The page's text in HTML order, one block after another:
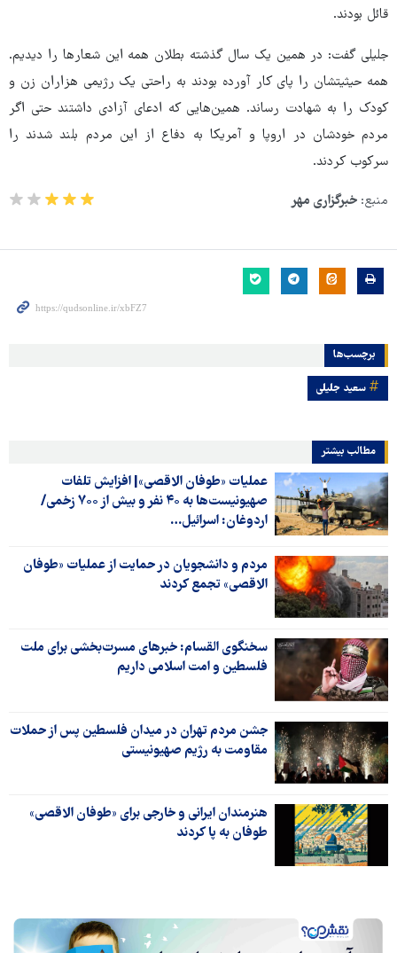
قائل بودند.
جلیلی گفت: در همین یک سال گذشته بطلان همه این شعارها را دیدیم.
همه حیثیتشان را پای کار آورده بودند به راحتی یک رژیمی هزاران زن و
کودک را به شهادت رساند. همین‌هایی که ادعای آزادی داشتند حتی اگر
مردم خودشان در اروپا و آمریکا به دفاع از این مردم بلند شدند را
سرکوب کردند.
منبع: خبرگزاری مهر
برچسب‌ها
سعید جلیلی
مطالب بیشتر
عملیات «طوفان الاقصی»| افزایش تلفات
صهیونیست‌ها به ۴۰ نفر و بیش از ۷۰۰ زخمی/
اردوغان: اسرائیل…
مردم و دانشجویان در حمایت از عملیات «طوفان
الاقصی» تجمع کردند
سخنگوی القسام: خبرهای مسرت‌بخشی برای ملت
فلسطین و امت اسلامی داریم
جشن مردم تهران در میدان فلسطین پس از حملات
مقاومت به رژیم صهیونیستی
هنرمندان ایرانی و خارجی برای «طوفان الاقصی»
طوفان به پا کردند